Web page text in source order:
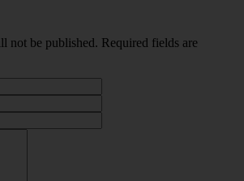
not be published. Required fields are